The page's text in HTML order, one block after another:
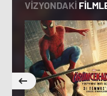
VİZYONDAKİ